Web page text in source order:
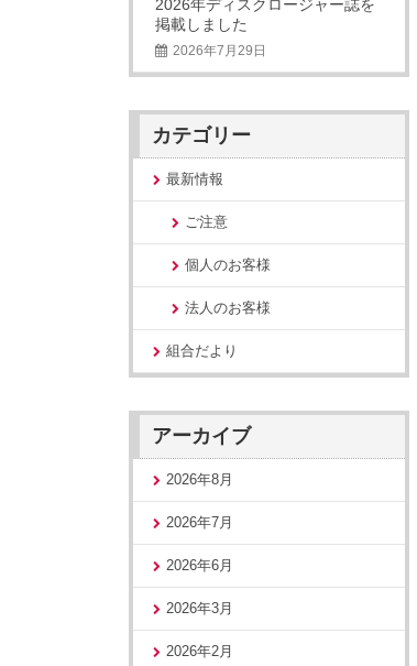
2026年ディスクロージャー誌を
掲載しました
2026年7月29日
カテゴリー
最新情報
ご注意
個人のお客様
法人のお客様
組合だより
アーカイブ
2026年8月
2026年7月
2026年6月
2026年3月
2026年2月